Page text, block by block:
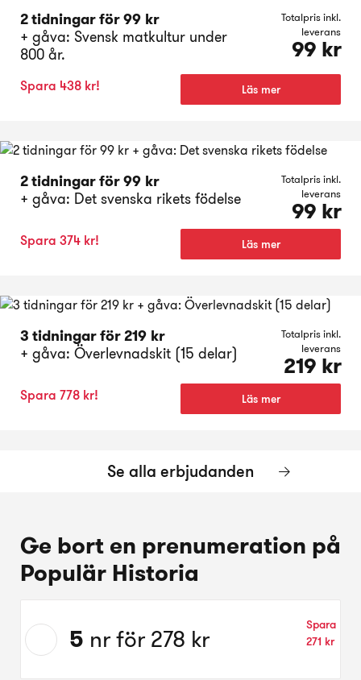
2 tidningar för 99 kr
+ gåva: Svensk matkultur under
800 år.
Totalpris inkl.
leverans
99 kr
Spara 438 kr! Läs mer
2 tidningar för 99 kr
+ gåva: Det svenska rikets födelse
Totalpris inkl.
leverans
99 kr
Spara 374 kr! Läs mer
3 tidningar för 219 kr
+ gåva: Överlevnadskit (15 delar)
Totalpris inkl.
leverans
219 kr
Spara 778 kr! Läs mer
Se alla erbjudanden
Ge bort en prenumeration på
Populär Historia
erbjudande:
5
5 nr för 278 kr
Spara
271 kr